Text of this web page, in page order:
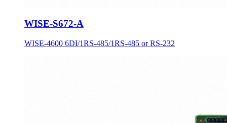
WISE-S672-A
WISE-4600 6DI/1RS-485/1RS-485 or RS-232